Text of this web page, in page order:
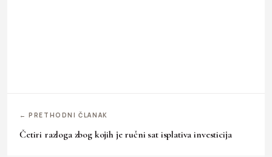
← PRETHODNI ČLANAK
Četiri razloga zbog kojih je ručni sat isplativa investicija